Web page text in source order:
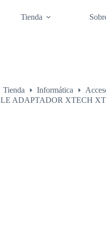
Tienda
Tienda Informática
ADAPTADOR XTECH